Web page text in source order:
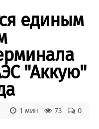
единым
"Аккую"
0
73
1 мин